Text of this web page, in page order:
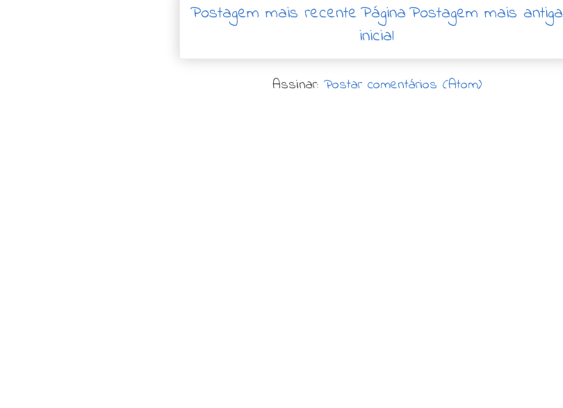
Postagem mais recente Postagem mais antiga
Página
inicial
Assinar: Postar comentários (Atom)